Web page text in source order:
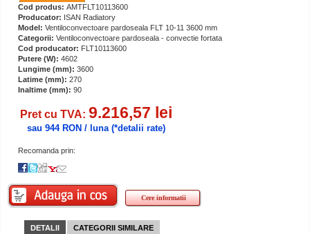
Cod produs: AMTFLT10113600
Producator: ISAN Radiatory
Model: Ventiloconvectoare pardoseala FLT 10-11 3600 mm
Categorii: Ventiloconvectoare pardoseala - convectie fortata
Cod producator: FLT10113600
Putere (W): 4602
Lungime (mm): 3600
Latime (mm): 270
Inaltime (mm): 90
Pret cu TVA: 9.216,57 lei
sau 944 RON / luna (*detalii rate)
Recomanda prin:
Cere informatii
DETALII
CATEGORII SIMILARE